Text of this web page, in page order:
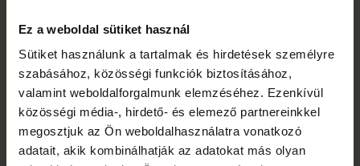
Ez a weboldal sütiket használ
Sütiket használunk a tartalmak és hirdetések személyre
szabásához, közösségi funkciók biztosításához,
valamint weboldalforgalmunk elemzéséhez. Ezenkívül
közösségi média-, hirdető- és elemező partnereinkkel
megosztjuk az Ön weboldalhasználatra vonatkozó
adatait, akik kombinálhatják az adatokat más olyan
Cím: Dömötörfy István, 8800 Nagykanizsa, Teleki út 1.
A virágküldés szolgáltatásunk térítés ellenében vehető
igénybe.
Amennyiben e-mailben küldi el rendelését, úgy munkatársaink az
ár megjelölésével válaszolni fognak Önnek a megadott e-mail
címre, és az Ön által küldött jóváhagyással készítik el a rendelést
és értesítik Önt a fizetési lehetőségekről.
Megrendelő neve: